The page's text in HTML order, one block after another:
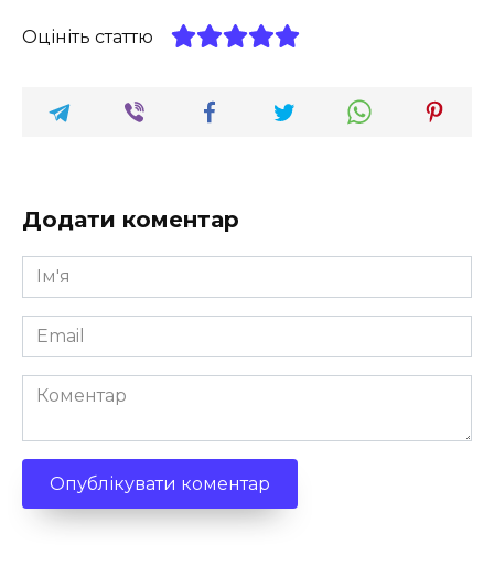
Оцініть статтю
Додати коментар
Ім'я
*
Email
*
Коментар